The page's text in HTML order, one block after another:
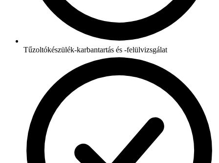
Tűzoltókészülék-karbantartás és -felülvizsgálat